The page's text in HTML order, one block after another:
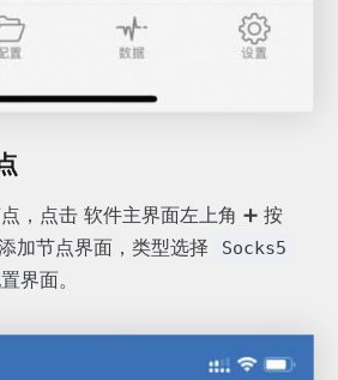
，点击 软件主界面左上角 ➕ 按
加节点界面，类型选择
Socks5
界面。